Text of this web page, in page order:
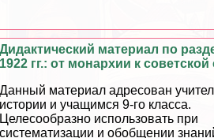
Дидактический материал по
1922 гг.: от монархии к
Данный материал адресован
истории и учащимся 9-го класса.
Целесообразно использовать при
систематизации и обобщении